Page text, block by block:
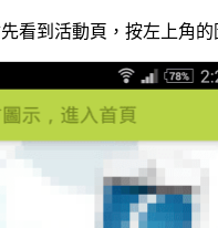
看到活動頁，按左上角